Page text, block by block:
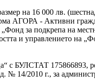
на 16 000 лв.
АГОРА - Активни
за подкрепа на
и управлението на
с БУЛСТАТ 175866893,
14/2010 г., за